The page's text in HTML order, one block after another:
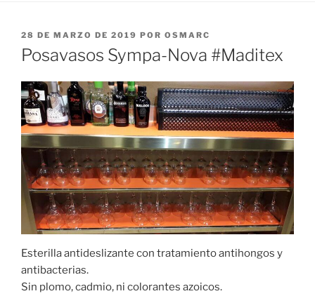
PUBLICADO
EL
28 DE MARZO DE 2019 POR OSMARC
Posavasos Sympa-Nova #Maditex
Esterilla antideslizante con tratamiento antihongos y
antibacterias.
Sin plomo, cadmio, ni colorantes azoicos.